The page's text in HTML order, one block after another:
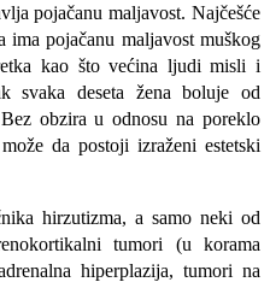
pojačanu maljavost. Najčešće
ima pojačanu maljavost muškog
kao što većina ljudi misli i
svaka deseta žena boluje od
obzira u odnosu na poreklo
da postoji izraženi estetski
hirzutizma, a samo neki od
tumori (u korama
hiperplazija, tumori na